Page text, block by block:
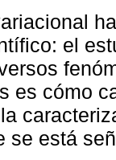
el
es cómo
se está